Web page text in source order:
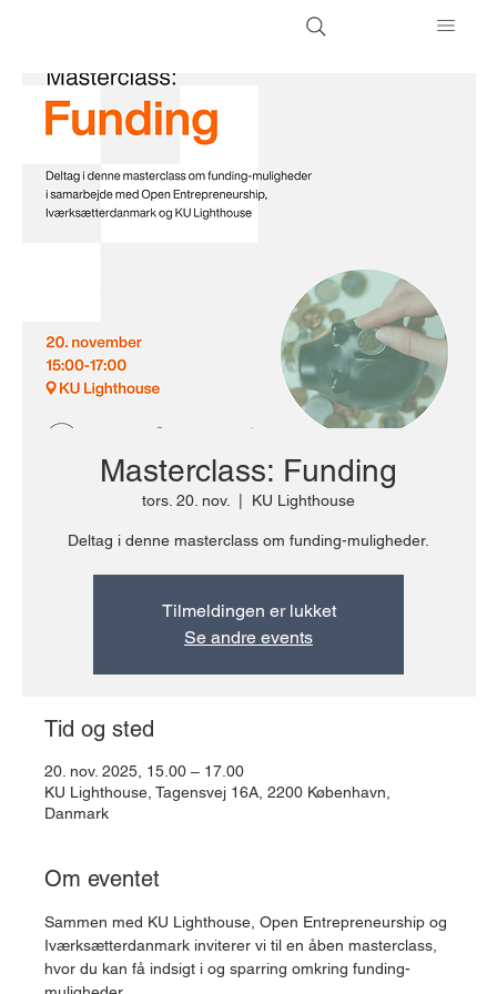
Masterclass: Funding
tors. 20. nov. KU Lighthouse
Deltag i denne masterclass om funding-muligheder.
Tilmeldingen er lukket
Se andre events
Tid og sted
20. nov. 2025, 15.00 – 17.00
KU Lighthouse, Tagensvej 16A, 2200 København,
Danmark
Om eventet
Sammen med KU Lighthouse, Open Entrepreneurship og
Iværksætterdanmark inviterer vi til en åben masterclass,
hvor du kan få indsigt i og sparring omkring funding-